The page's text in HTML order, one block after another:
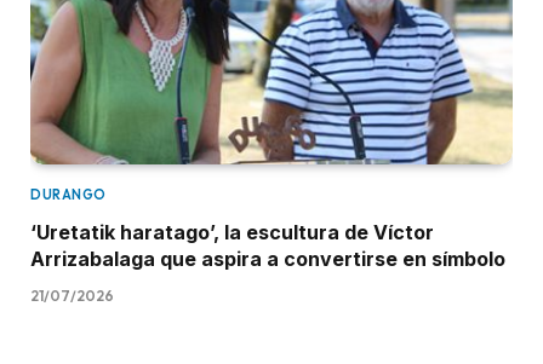
DURANGO
‘Uretatik haratago’, la escultura de Víctor
Arrizabalaga que aspira a convertirse en símbolo
21/07/2026